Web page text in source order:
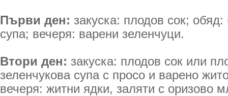
Първи ден: закуска: плодов сок; обяд:
супа; вечеря: варени зеленчуци.
Втори ден: закуска: плодов сок или
зеленчукова супа с просо и варено
вечеря: житни ядки, заляти с оризово